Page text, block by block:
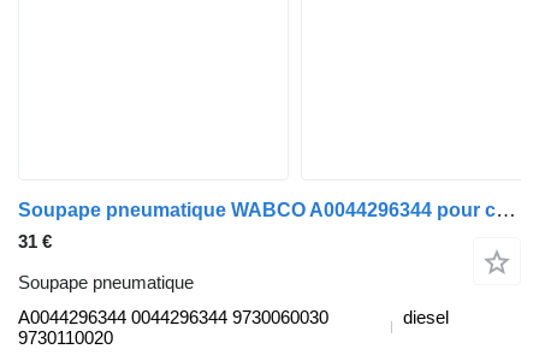
Soupape pneumatique WABCO A0044296344 pour camion Mercedes-Benz Actros MP4 Antos Arocs (2012-)
31 €
Soupape pneumatique
A0044296344 0044296344 9730060030
9730110020
diesel